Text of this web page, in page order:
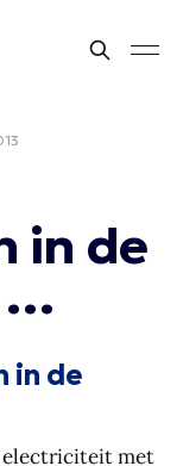
in de
…
in de
electriciteit met